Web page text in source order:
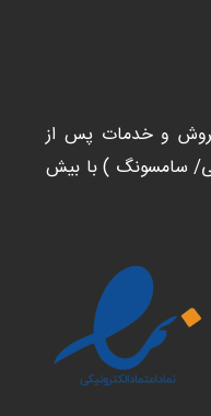
و خدمات پس از
سامسونگ ) با بیش